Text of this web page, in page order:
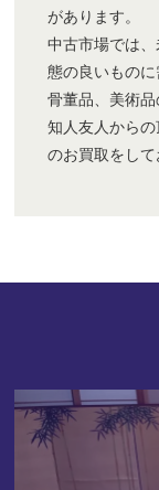
があります。
中古市場では
態の良いものに
骨董品、美術
知人友人から
のお買取をして